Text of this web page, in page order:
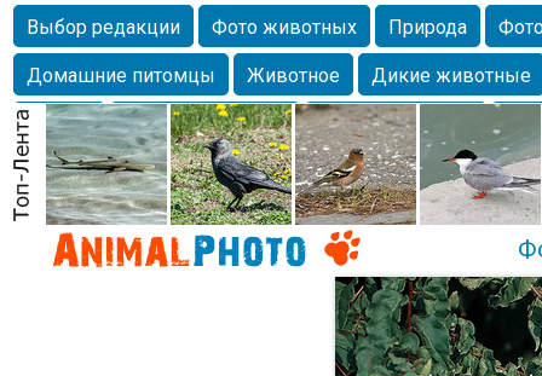
Выбор редакции Фото животных Природа
Домашние питомцы
Животное
Дикие животные
Собаки
Alexanderandronik Млекопитающие
Морда
Собачка Осень Портрет
Домашние
Насекомое
Коты Lebert Дикие птицы Утка